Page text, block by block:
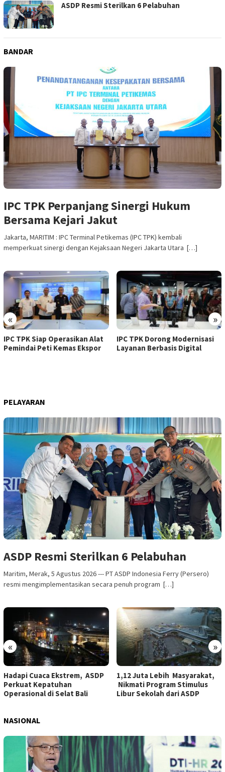
ASDP Resmi Sterilkan 6 Pelabuhan
BANDAR
IPC TPK Perpanjang Sinergi Hukum
Bersama Kejari Jakut
Jakarta, MARITIM : IPC Terminal Petikemas (IPC TPK) kembali
memperkuat sinergi dengan Kejaksaan Negeri Jakarta Utara […]
« »
IPC TPK Dorong Modernisasi
Layanan Berbasis Digital
Pasca Revitalisasi, Terminal 2
Pelabuhan Priok Resmi
PELAYARAN
ASDP Resmi Sterilkan 6 Pelabuhan
Maritim, Merak, 5 Agustus 2026 --- PT ASDP Indonesia Ferry (Persero)
resmi mengimplementasikan secara penuh program […]
« »
1,12 Juta Lebih Masyarakat,
Nikmati Program Stimulus
Libur Sekolah dari ASDP
Keselamatan Jadi Prioritas,
ASDP Siaga Hadapi Cuaca
Ekstrem Selat Bali
NASIONAL